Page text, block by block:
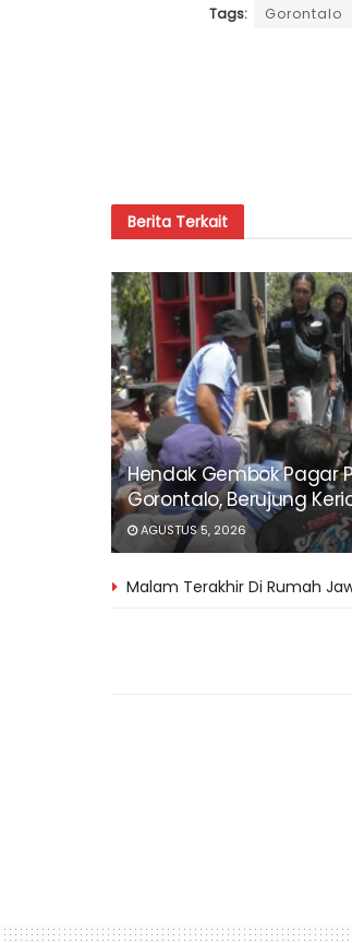
Tags: Gorontalo
Berita Terkait
Hendak Gembok Pagar
Gorontalo, Berujung
AGUSTUS 5, 2026
Malam Terakhir Di Rumah